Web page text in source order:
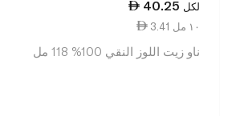
40.25 لكل
3.41 ١٠ مل
ناو زيت اللوز النقي 100% 118 مل